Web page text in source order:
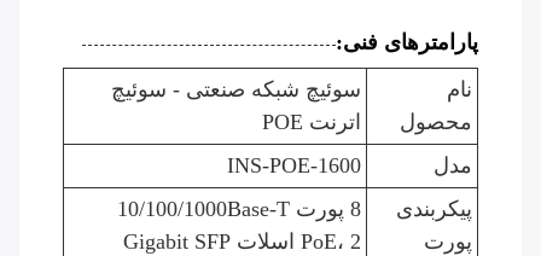
پارامترهای فنی:
نام
محصول
سوئیچ شبکه صنعتی - سوئیچ
اترنت POE
مدل
INS-POE-1600
پیکربندی
پورت
8 پورت 10/100/1000Base-T
PoE، 2 اسلات Gigabit SFP